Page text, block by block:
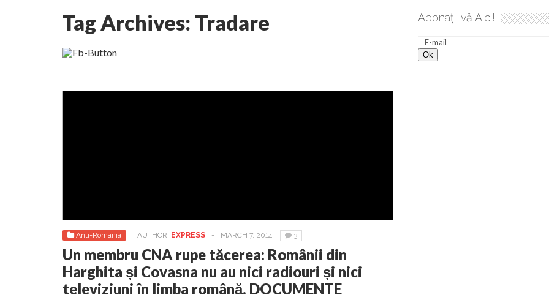
Lepădarea de sine și urmarea lui Hristos. Calea spre desăvârșire. Gând de duminică de Elena Solunca Moise
Tag Archives: Tradare
Anti-Romania AUTHOR: EXPRESS - MARCH 7, 2014 3
Un membru CNA rupe tăcerea: Românii din
Harghita și Covasna nu au nici radiouri și nici
televiziuni în limba română. DOCUMENTE
Abonați-vă Aici!